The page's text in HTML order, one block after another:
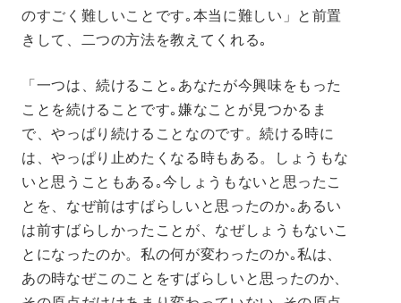
のすごく難しいことです｡本当に難しい」と前置
きして、二つの方法を教えてくれる｡
「一つは、続けること｡あなたが今興味をもった
ことを続けることです｡嫌なことが見つかるま
で、やっぱり続けることなのです。続ける時に
は、やっぱり止めたくなる時もある。しょうもな
いと思うこともある｡今しょうもないと思ったこ
とを、なぜ前はすばらしいと思ったのか｡あるい
は前すばらしかったことが、なぜしょうもないこ
とになったのか。私の何が変わったのか｡私は、
あの時なぜこのことをすばらしいと思ったのか、